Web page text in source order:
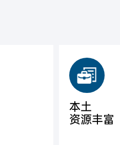
本土
资源丰富